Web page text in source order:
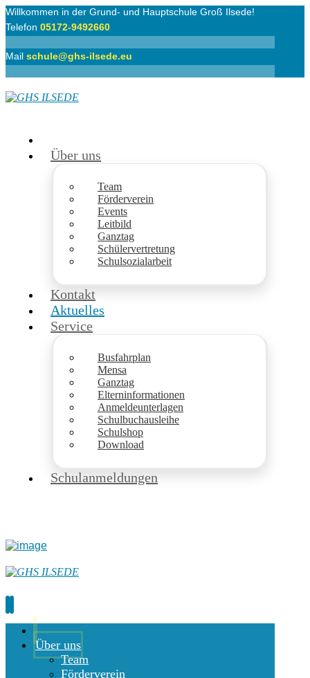
Willkommen in der Grund- und Hauptschule Groß Ilsede!
Telefon 05172-9492660
Mail schule@ghs-ilsede.eu
Über uns
Team
Förderverein
Events
Leitbild
Ganztag
Schülervertretung
Schulsozialarbeit
Kontakt
Aktuelles
Service
Busfahrplan
Mensa
Ganztag
Elterninformationen
Anmeldeunterlagen
Schulbuchausleihe
Schulshop
Download
Schulanmeldungen
Über uns
Team
Förderverein